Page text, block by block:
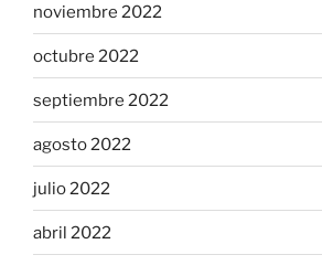
noviembre 2022
octubre 2022
septiembre 2022
agosto 2022
julio 2022
abril 2022